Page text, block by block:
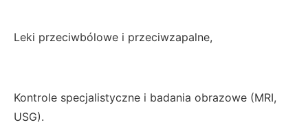
Leki przeciwbólowe i przeciwzapalne,
Kontrole specjalistyczne i badania obrazowe (MRI,
USG).